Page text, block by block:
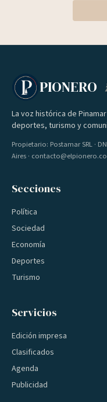
PIONERO
La voz histórica de
deportes, turismo y
Propietario: Postamar SRL ·
Aires ·
Secciones
Política
Sociedad
Economía
Deportes
Turismo
Servicios
Edición impresa
Clasificados
Agenda
Publicidad